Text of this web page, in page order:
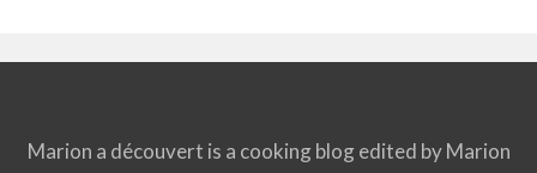
Marion a découvert is a cooking blog edited by Marion